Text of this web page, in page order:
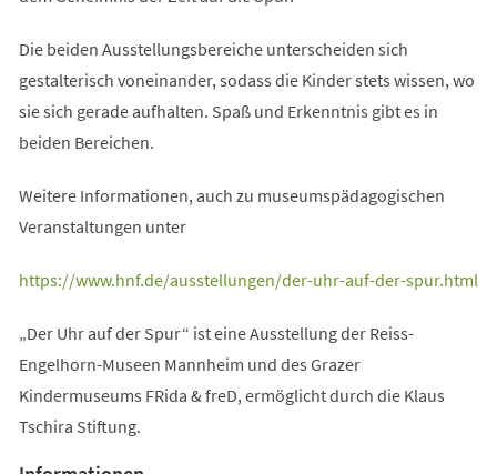
Die beiden Ausstellungsbereiche unterscheiden sich
gestalterisch voneinander, sodass die Kinder stets wissen, wo
sie sich gerade aufhalten. Spaß und Erkenntnis gibt es in
beiden Bereichen.
Weitere Informationen, auch zu museumspädagogischen
Veranstaltungen unter
https://www.hnf.de/ausstellungen/der-uhr-auf-der-spur.html
(Öffnet
einem
neuen
Tab)
„Der Uhr auf der Spur“ ist eine Ausstellung der Reiss-
Engelhorn-Museen Mannheim und des Grazer
Kindermuseums FRida & freD, ermöglicht durch die Klaus
Tschira Stiftung.